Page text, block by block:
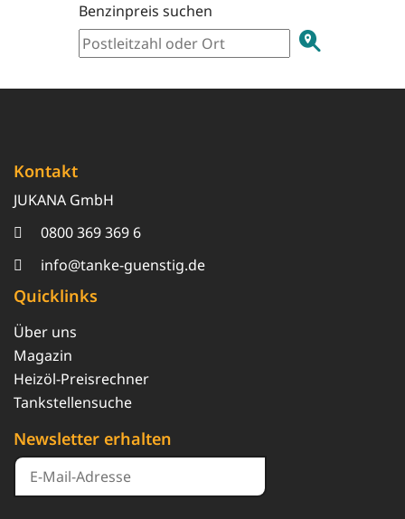
Benzinpreis suchen
Kontakt
JUKANA GmbH
0800 369 369 6
info@tanke-guenstig.de
Quicklinks
Über uns
Magazin
Heizöl-Preisrechner
Tankstellensuche
Newsletter erhalten